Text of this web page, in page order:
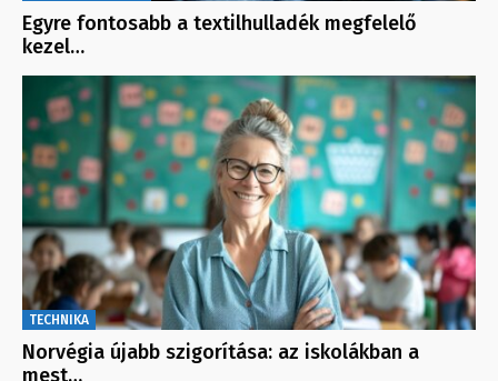
Egyre fontosabb a textilhulladék megfelelő
kezel…
TECHNIKA
Norvégia újabb szigorítása: az iskolákban a
mest…